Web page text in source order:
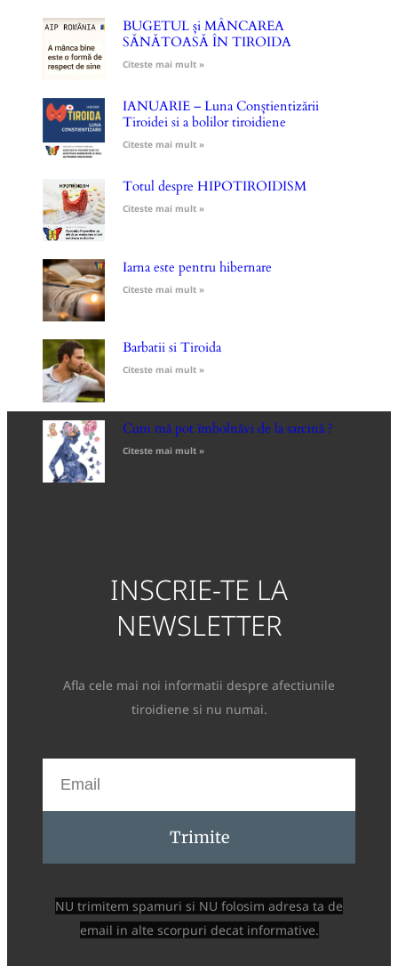
BUGETUL și MÂNCAREA
SĂNĂTOASĂ ÎN TIROIDA
Citeste mai mult »
IANUARIE – Luna Conștientizării
Tiroidei si a bolilor tiroidiene
Citeste mai mult »
Totul despre HIPOTIROIDISM
Citeste mai mult »
Iarna este pentru hibernare
Citeste mai mult »
Barbatii si Tiroida
Citeste mai mult »
Cum mă pot îmbolnăvi de la sarcină ?
Citeste mai mult »
INSCRIE-TE LA
NEWSLETTER
Afla cele mai noi informatii despre afectiunile
tiroidiene si nu numai.
Trimite
NU trimitem spamuri si NU folosim adresa ta de
email in alte scorpuri decat informative.